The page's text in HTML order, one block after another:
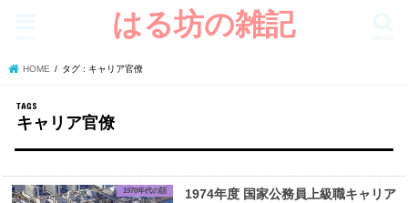
はる坊の雑記
HOME タグ : キャリア官僚
キャリア官僚
1970年代の話
1974年度 国家公務員上級職キャリア